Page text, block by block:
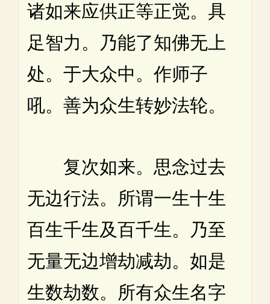
诸如来应供正等正觉。具
足智力。乃能了知佛无上
处。于大众中。作师子
吼。善为众生转妙法轮。
复次如来。思念过去
无边行法。所谓一生十生
百生千生及百千生。乃至
无量无边增劫减劫。如是
生数劫数。所有众生名字